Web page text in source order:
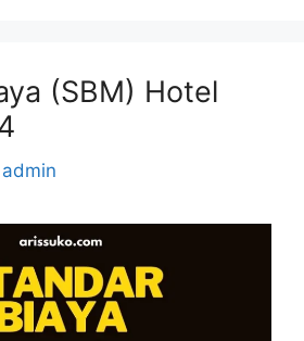
(SBM) Hotel
admin